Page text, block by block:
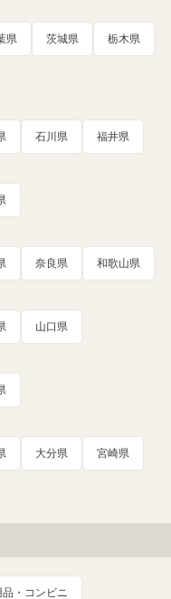
県 茨城県 栃木県
石川県 福井県
奈良県 和歌山県
山口県
大分県 宮崎県
・コンビニ